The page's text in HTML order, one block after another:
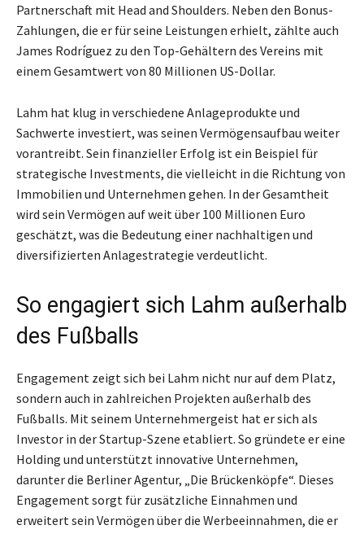
Partnerschaft mit Head and Shoulders. Neben den Bonus-
Zahlungen, die er für seine Leistungen erhielt, zählte auch
James Rodríguez zu den Top-Gehältern des Vereins mit
einem Gesamtwert von 80 Millionen US-Dollar.
Lahm hat klug in verschiedene Anlageprodukte und
Sachwerte investiert, was seinen Vermögensaufbau weiter
vorantreibt. Sein finanzieller Erfolg ist ein Beispiel für
strategische Investments, die vielleicht in die Richtung von
Immobilien und Unternehmen gehen. In der Gesamtheit
wird sein Vermögen auf weit über 100 Millionen Euro
geschätzt, was die Bedeutung einer nachhaltigen und
diversifizierten Anlagestrategie verdeutlicht.
So engagiert sich Lahm außerhalb
des Fußballs
Engagement zeigt sich bei Lahm nicht nur auf dem Platz,
sondern auch in zahlreichen Projekten außerhalb des
Fußballs. Mit seinem Unternehmergeist hat er sich als
Investor in der Startup-Szene etabliert. So gründete er eine
Holding und unterstützt innovative Unternehmen,
darunter die Berliner Agentur, „Die Brückenköpfe“. Dieses
Engagement sorgt für zusätzliche Einnahmen und
erweitert sein Vermögen über die Werbeeinnahmen, die er